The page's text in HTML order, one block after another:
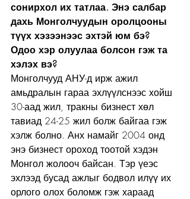
сонирхол их татлаа. Энэ салбар
дахь Монголчуудын оролцооны
түүх хэзээнээс эхтэй юм бэ?
Одоо хэр олуулаа болсон гэж та
хэлэх вэ?
Монголчууд АНУ-д ирж ажил
амьдралын гараа эхлүүлснээс хойш
30-аад жил, тракны бизнест хөл
тавиад 24-25 жил болж байгаа гэж
хэлж болно. Анх намайг 2004 онд
энэ бизнест ороход тоотой хэдэн
Монгол жолооч байсан. Тэр үеэс
эхлээд бусад ажлыг бодвол илүү их
орлого олох боломж гэж хараад